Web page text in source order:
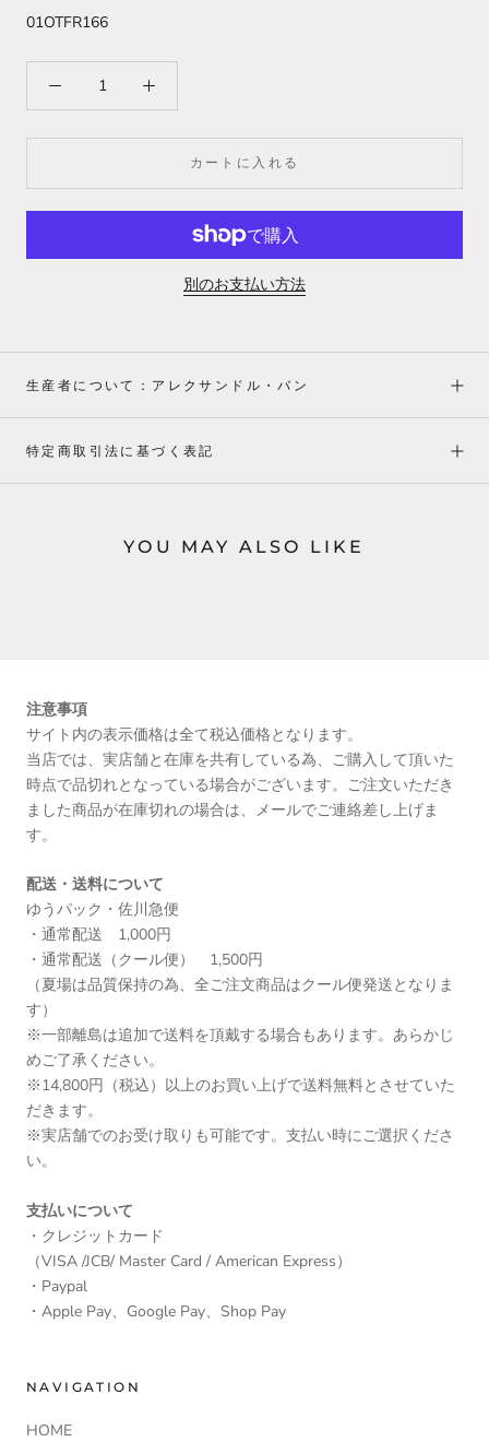
01OTFR166
カートに入れる
別のお支払い方法
生産者について：アレクサンドル・バン
特定商取引法に基づく表記
YOU MAY ALSO LIKE
注意事項
サイト内の表示価格は全て税込価格となります。
当店では、実店舗と在庫を共有している為、ご購入して頂いた
時点で品切れとなっている場合がございます。ご注文いただき
ました商品が在庫切れの場合は、メールでご連絡差し上げま
す。
配送・送料について
ゆうパック・佐川急便
・通常配送 1,000円
・通常配送（クール便） 1,500円
（夏場は品質保持の為、全ご注文商品はクール便発送となりま
す）
※一部離島は追加で送料を頂戴する場合もあります。あらかじ
めご了承ください。
※14,800円（税込）以上のお買い上げで送料無料とさせていた
だきます。
※実店舗でのお受け取りも可能です。支払い時にご選択くださ
い。
支払いについて
・クレジットカード
（VISA /JCB/ Master Card / American Express）
・Paypal
・Apple Pay、Google Pay、Shop Pay
NAVIGATION
HOME